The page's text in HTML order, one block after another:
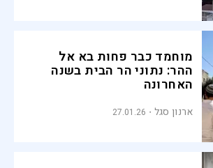
מוחמד כבר פחות בא אל
ההר: נתוני הר הבית בשנה
האחרונה
ארנון סגל 27.01.26